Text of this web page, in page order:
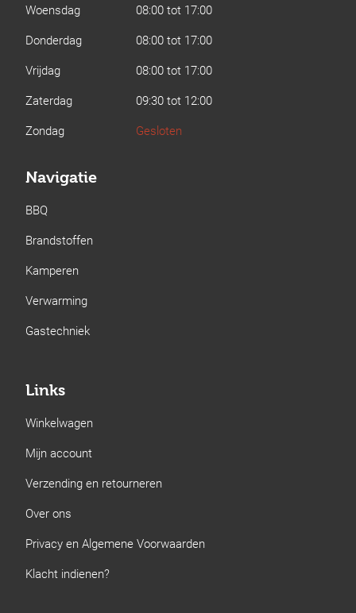
Woensdag
08:00 tot 17:00
Donderdag
08:00 tot 17:00
Vrijdag
08:00 tot 17:00
Zaterdag
09:30 tot 12:00
Zondag
Gesloten
Navigatie
BBQ
Brandstoffen
Kamperen
Verwarming
Gastechniek
Links
Winkelwagen
Mijn account
Verzending en retourneren
Over ons
Privacy en Algemene Voorwaarden
Klacht indienen?